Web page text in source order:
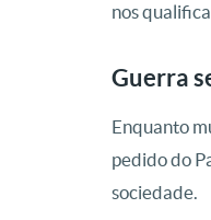
nos
Guerra
Enquanto
pedido do
sociedade.